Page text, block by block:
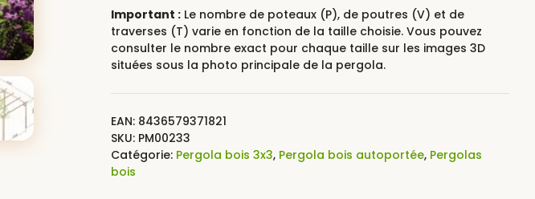
Pergola
bois
CANNES
Important : Le nombre de poteaux (P), de poutres (V) et de
traverses (T) varie en fonction de la taille choisie. Vous pouvez
consulter le nombre exact pour chaque taille sur les images 3D
situées sous la photo principale de la pergola.
EAN: 8436579371821
SKU: PM00233
Catégorie: Pergola bois 3x3, Pergola bois autoportée, Pergolas
bois